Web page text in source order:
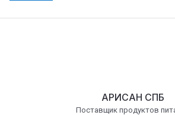
АРИСАН СПБ
Поставщик продуктов